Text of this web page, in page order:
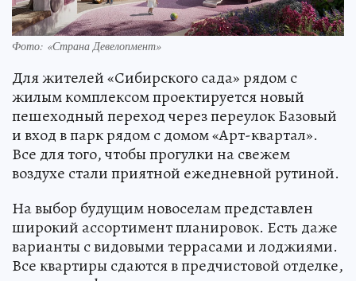
Фото: «Страна Девелопмент»
Для жителей «Сибирского сада» рядом с
жилым комплексом проектируется новый
пешеходный переход через переулок Базовый
и вход в парк рядом с домом «Арт-квартал».
Все для того, чтобы прогулки на свежем
воздухе стали приятной ежедневной рутиной.
На выбор будущим новоселам представлен
широкий ассортимент планировок. Есть даже
варианты с видовыми террасами и лоджиями.
Все квартиры сдаются в предчистовой отделке,